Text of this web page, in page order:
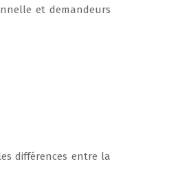
et demandeurs
différences entre la